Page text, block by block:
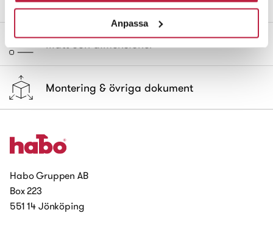
Anpassa
Mått och dimensioner
Montering & övriga dokument
Habo Gruppen AB
Box 223
551 14 Jönköping